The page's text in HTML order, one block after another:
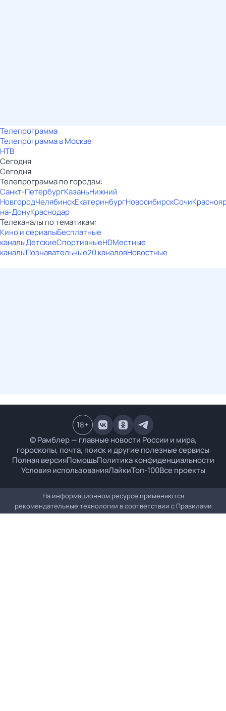
Телепрограмма
Телепрограмма в Москве
НТВ
Сегодня
Сегодня
Телепрограмма по городам:
Санкт-ПетербургКазаньНижний
НовгородЧелябинскЕкатеринбургНовосибирскСочи
на-ДонуКраснодар
Телеканалы по тематикам:
Кино и сериалыБесплатные
каналыДетскиеСпортивныеHDМестные
каналыПознавательные20 каналовНовостные
© Рамблер — главные новости России и мира,
гороскопы, почта, поиск и другие полезные сервисы
Полная версияПомощьПолитика конфиденциальности
Условия использованияЛайкиТоп-100Все проекты
18+
На информационном ресурсе применяются
рекомендательные технологии в соответствии с Правилами